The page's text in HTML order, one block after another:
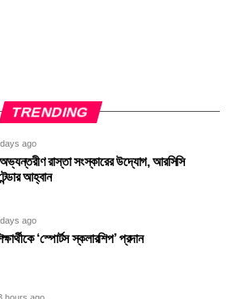
TRENDING
ago
অভ্যন্তরীণ রাস্তা সংস্কারের উদ্যোগ, আরসিসি
আহ্বান
ago
‘স্পোর্টস স্কলারশিপ’ প্রদান